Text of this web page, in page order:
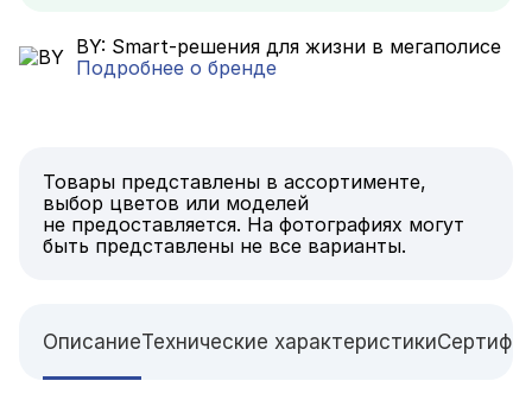
BY: Smart-решения для жизни в мегаполисе
Подробнее о бренде
Товары представлены в ассортименте,
выбор цветов или моделей
не предоставляется. На фотографиях могут
быть представлены не все варианты.
ОписаниеТехнические характеристики